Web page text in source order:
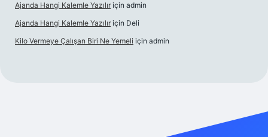
Ajanda Hangi Kalemle Yazılır için admin
Ajanda Hangi Kalemle Yazılır için Deli
Kilo Vermeye Çalışan Biri Ne Yemeli için admin